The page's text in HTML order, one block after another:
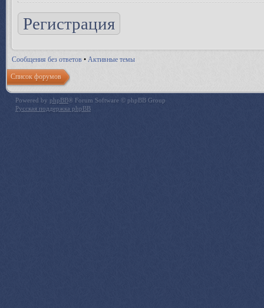
Регистрация
Сообщения без ответов • Активные темы
Список форумов
Powered by phpBB® Forum Software © phpBB Group
Русская поддержка phpBB